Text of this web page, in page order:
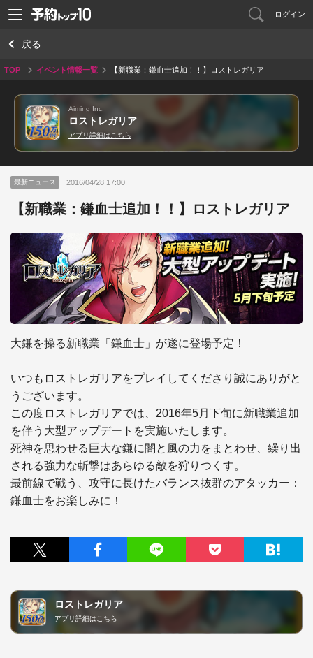
ログイン
戻る
TOP イベント情報一覧 【新職業：鎌血士追加！！】ロストレガリア
Aiming Inc.
ロストレガリア
アプリ詳細はこちら
最新ニュース 2016/04/28 17:00
【新職業：鎌血士追加！！】ロストレガリア
大鎌を操る新職業「鎌血士」が遂に登場予定！
いつもロストレガリアをプレイしてくださり誠にありがと
うございます。
この度ロストレガリアでは、2016年5月下旬に新職業追加
を伴う大型アップデートを実施いたします。
死神を思わせる巨大な鎌に闇と風の力をまとわせ、繰り出
される強力な斬撃はあらゆる敵を狩りつくす。
最前線で戦う、攻守に長けたバランス抜群のアタッカー：
鎌血士をお楽しみに！
ロストレガリア
アプリ詳細はこちら